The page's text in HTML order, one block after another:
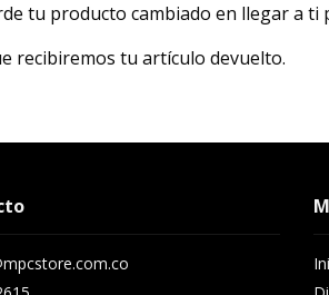
tu producto cambiado en llegar a ti
recibiremos tu artículo devuelto.